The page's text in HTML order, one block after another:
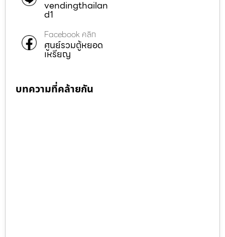
vendingthailan
d1
Facebook คลิก
ศูนย์รวมตู้หยอด
เหรียญ
บทความที่คล้ายกัน